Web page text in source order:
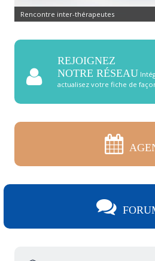
Rencontre inter-thérapeutes
REJOIGNEZ
NOTRE RÉSEAU
actualisez votre fiche de